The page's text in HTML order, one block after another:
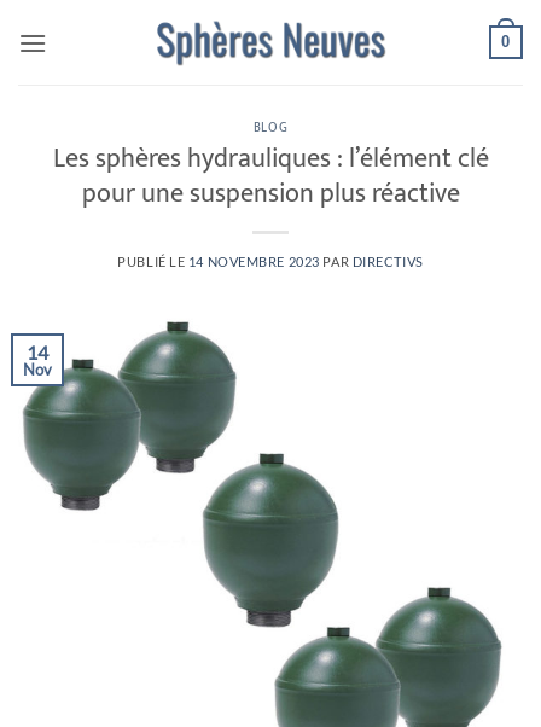
0
BLOG
Les sphères hydrauliques : l’élément clé
pour une suspension plus réactive
PUBLIÉ LE 14 NOVEMBRE 2023 PAR DIRECTIVS
14
Nov